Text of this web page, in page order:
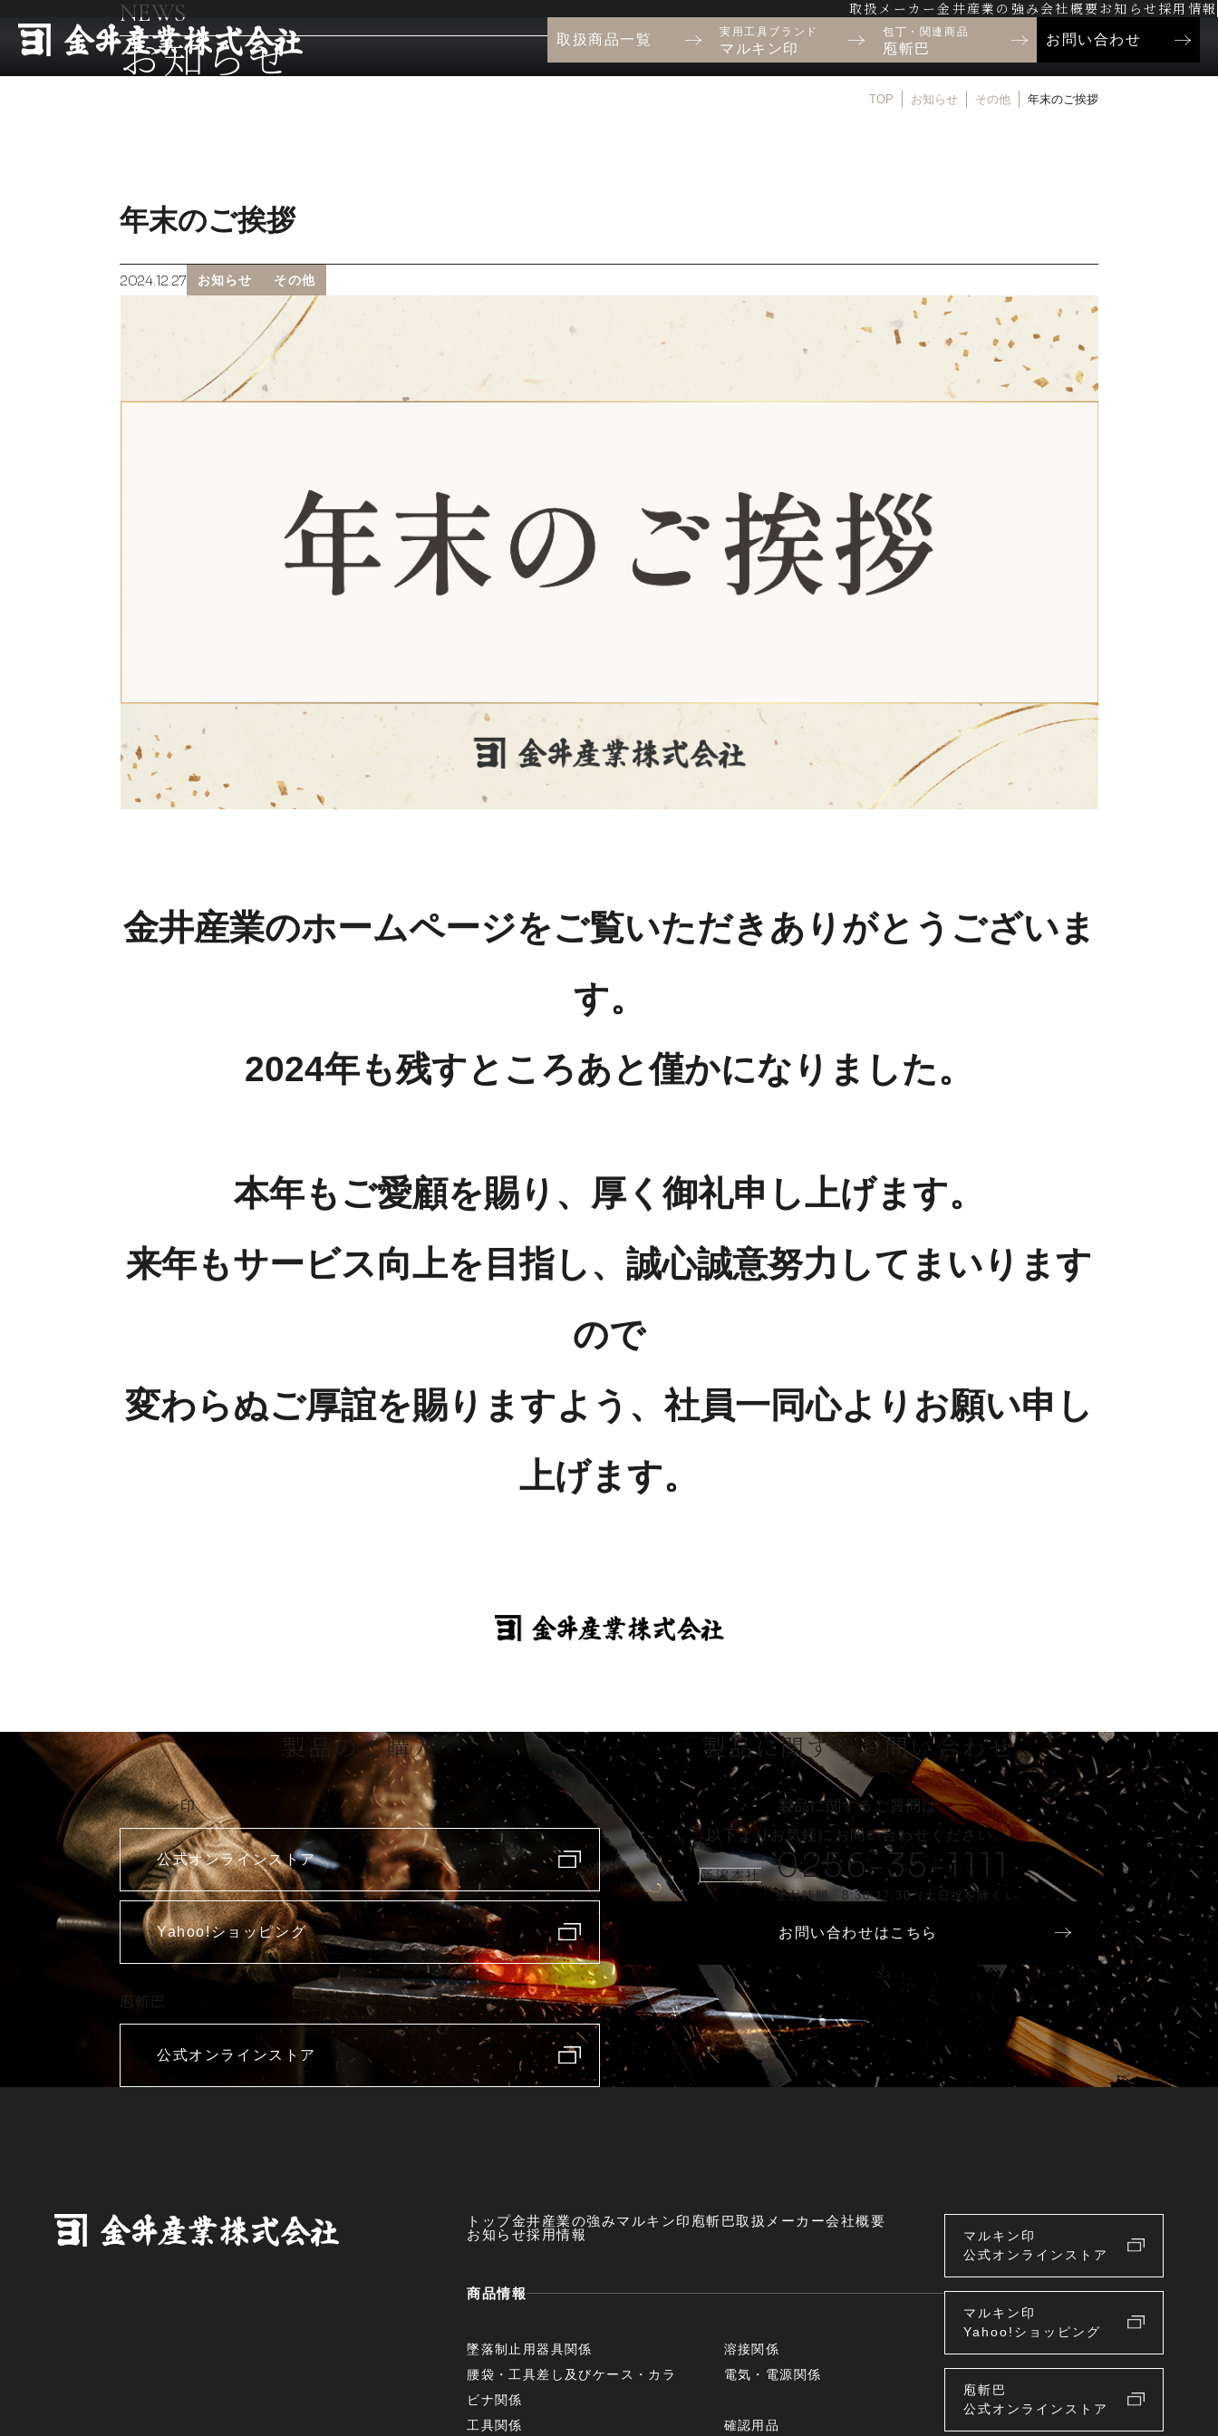
取扱メーカー金井産業の強み 会社概要お知らせ 採用情報
取扱商品一覧 実用工具ブランド
マルキン印
包丁・関連商品
庖斬巴
お問い合わせ
NEWS
お知らせ
TOP お知らせ その他 年末のご挨拶
年末のご挨拶
2024.12.27 お知らせ その他
金井産業のホームページをご覧いただきありがとうございま
す。
2024年も残すところあと僅かになりました。
本年もご愛顧を賜り、厚く御礼申し上げます。
来年もサービス向上を目指し、誠心誠意努力してまいります
ので
変わらぬご厚誼を賜りますよう、社員一同心よりお願い申し
上げます。
製品のご購入
マルキン印
公式オンラインストア
Yahoo!ショッピング
庖斬巴
公式オンラインストア
製品に関するお問い合わせ
製品に関するご質問は
以下よりお気軽に
お問い合わせください。
新潟本社 0256-35-1111
受付時間 8:30-17:30（土日祝を除く）
お問い合わせはこちら
トップ金井産業の強みマルキン印 庖斬巴取扱メーカー会社概要
お知らせ採用情報
商品情報
墜落制止用器具関係
腰袋・工具差し及びケース・カラ
ビナ関係
工具関係
溶接関係
電気・電源関係
確認用品
マルキン印
公式オンラインストア
マルキン印
Yahoo!ショッピング
庖斬巴
公式オンラインストア